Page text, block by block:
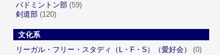
バドミントン部 (59)
剣道部 (120)
文化系
リーガル・フリー・スタディ（L・F・S）（愛好会）
(0)